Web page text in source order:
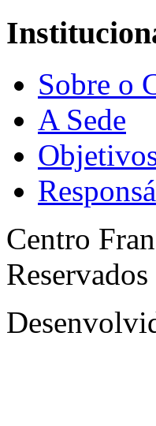
Sobre o
A Sede
Centro
Reservados